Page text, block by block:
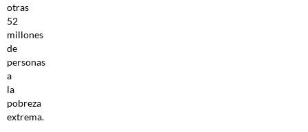
otras
52
millones
de
personas
a
la
pobreza
extrema.